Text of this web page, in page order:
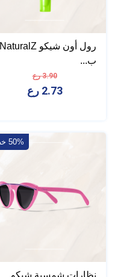
رول أون شيكو NaturalZ
ب...
3.90 رع
2.73 رع
50% خصم